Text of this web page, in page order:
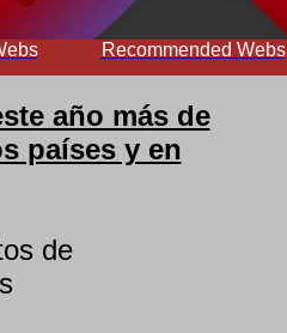
Recommended Webs
año más de
países y en
de